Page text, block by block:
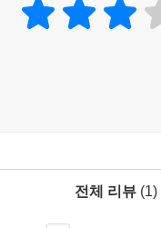
전체 리뷰 (1)